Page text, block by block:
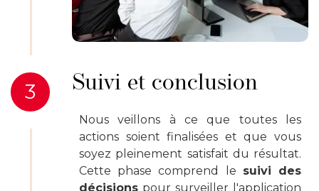
3 Suivi et conclusion
Nous veillons à ce que toutes les
actions soient finalisées et que vous
soyez pleinement satisfait du résultat.
Cette phase comprend le suivi des
décisions pour surveiller l'application